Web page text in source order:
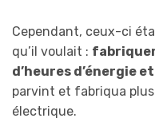
Cependant, ceux-ci
qu’il voulait :
d’heures d’énergie
parvint et fabriqua
électrique.